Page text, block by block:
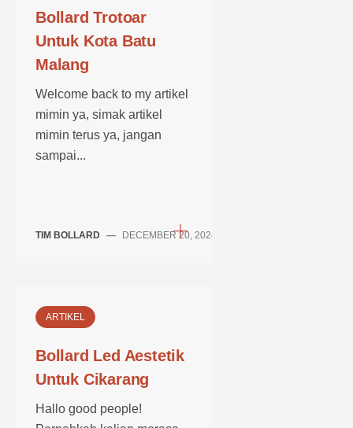
Bollard Trotoar
Untuk Kota Batu
Malang
Welcome back to my artikel
mimin ya, simak artikel
mimin terus ya, jangan
sampai...
TIM BOLLARD — DECEMBER 20, 2024
ARTIKEL
Bollard Led Aestetik
Untuk Cikarang
Hallo good people!